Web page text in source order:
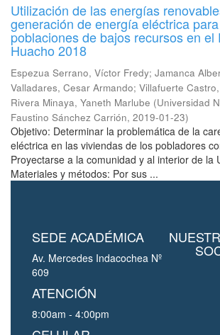
Utilización de las energías
generación de energía eléctrica
poblaciones de bajos recursos en el
Huacho 2018
Espezua Serrano, Víctor Fredy; Jamanca
Valladares, Cesar Armando; Villafuerte
Rivera Minaya, Yaneth Marlube (Universidad
Faustino Sánchez Carrión, 2019-01-23)
Objetivo: Determinar la problemática de la
eléctrica en las viviendas de los pobladores
Proyectarse a la comunidad y al interior de la
Materiales y métodos: Por sus ...
SEDE ACADÉMICA
Av. Mercedes Indacochea Nº
609
ATENCIÓN
8:00am - 4:00pm